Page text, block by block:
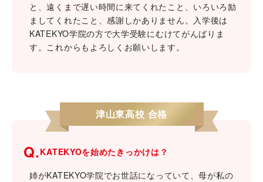
と、遠くまで遅い時間に来てくれたこと、いろいろ励
ましてくれたこと、感謝しかありません。入学後は
KATEKYO学院の方で大学受験にむけてがんばりま
す。これからもよろしくお願いします。
津山東高校 合格
Q.KATEKYOを始めたきっかけは？
姉がKATEKYO学院でお世話になっていて、母が私の